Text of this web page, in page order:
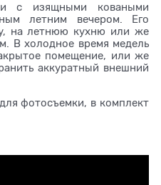
с изящными коваными
летним вечером. Его
на летнюю кухню или же
В холодное время медель
помещение, или же
аккуратный внешний
фотосъемки, в комплект